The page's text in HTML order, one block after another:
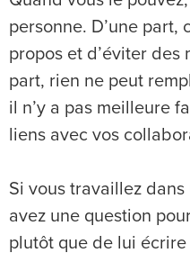
personne. D’une part,
propos et d’éviter des
part, rien ne peut
il n’y a pas meilleure
liens avec vos
Si vous travaillez
avez une question
plutôt que de lui écrire